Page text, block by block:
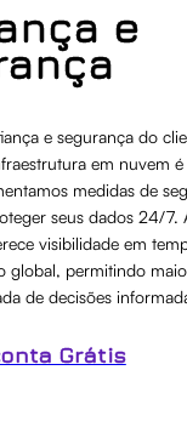
e
e segurança do
em nuvem é
medidas de
seus dados 24/7.
visibilidade em
global, permitindo
de decisões
Grátis